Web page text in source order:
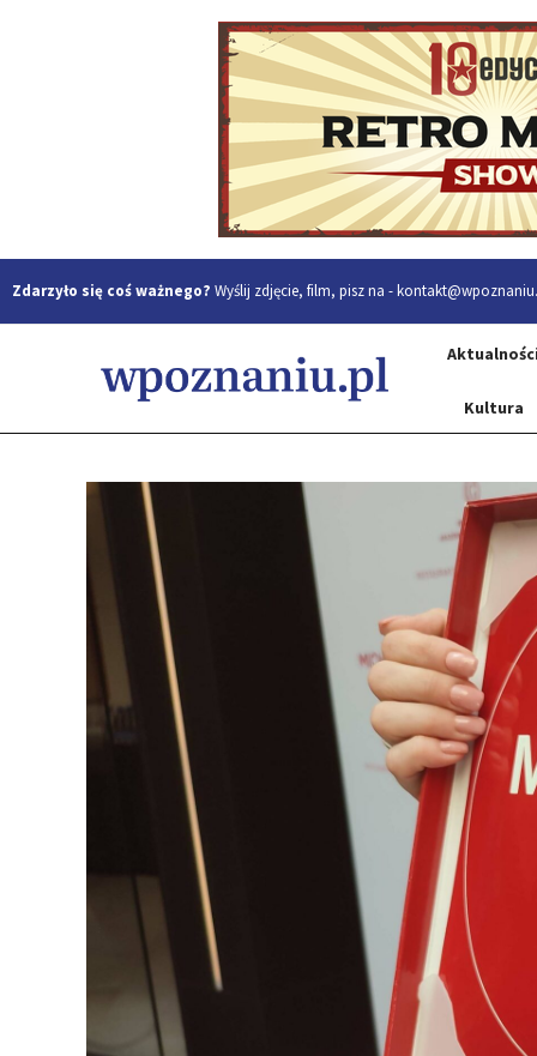
Zdarzyło się coś ważnego? Wyślij zdjęcie, film, pisz na -
Kultura